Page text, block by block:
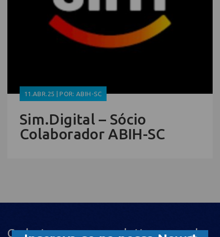
11.ABR.25 | POR: ABIH-SC
Sim.Digital – Sócio
Colaborador ABIH-SC
Cadastre-se na newsletter e receba